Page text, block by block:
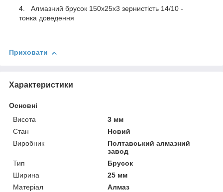
Алмазний брусок 150х25х3 зернистість 14/10 -
тонка доведення
Приховати
Характеристики
Основні
Висота
3 мм
Стан
Новий
Виробник
Полтавський алмазний
завод
Тип
Брусок
Ширина
25 мм
Матеріал
Алмаз